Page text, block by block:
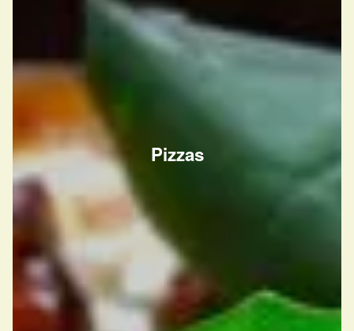
Pizzas